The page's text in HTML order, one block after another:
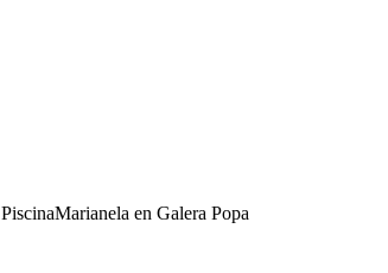
PiscinaMarianela en Galera Popa